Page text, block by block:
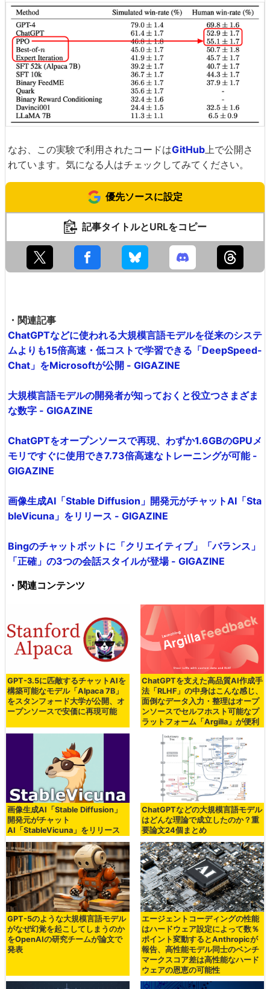
なお、この実験で利用されたコードはGitHub上で公開さ
れています。気になる人はチェックしてみてください。
優先ソースに設定
記事タイトルとURLをコピー
・関連記事
ChatGPTなどに使われる大規模言語モデルを従来のシステ
ムよりも15倍高速・低コストで学習できる「DeepSpeed-
Chat」をMicrosoftが公開 - GIGAZINE
大規模言語モデルの開発者が知っておくと役立つさまざま
な数字 - GIGAZINE
ChatGPTをオープンソースで再現、わずか1.6GBのGPUメ
モリですぐに使用でき7.73倍高速なトレーニングが可能 -
GIGAZINE
画像生成AI「Stable Diffusion」開発元がチャットAI「Sta
bleVicuna」をリリース - GIGAZINE
Bingのチャットボットに「クリエイティブ」「バランス」
「正確」の3つの会話スタイルが登場 - GIGAZINE
・関連コンテンツ
GPT-3.5に匹敵するチャットAIを
構築可能なモデル「Alpaca 7B」
をスタンフォード大学が公開、オ
ープンソースで安価に再現可能
ChatGPTを支えた高品質AI作成手
法「RLHF」の中身はこんな感じ、
面倒なデータ入力・整理はオープ
ンソースでセルフホスト可能なプ
ラットフォーム「Argilla」が便利
画像生成AI「Stable Diffusion」
開発元がチャット
AI「StableVicuna」をリリース
ChatGPTなどの大規模言語モデル
はどんな理論で成立したのか？重
要論文24個まとめ
GPT-5のような大規模言語モデル
がなぜ幻覚を起こしてしまうのか
をOpenAIの研究チームが論文で
発表
エージェントコーディングの性能
はハードウェア設定によって数％
ポイント変動するとAnthropicが
報告、高性能モデル同士のベンチ
マークスコア差は高性能なハード
ウェアの恩恵の可能性